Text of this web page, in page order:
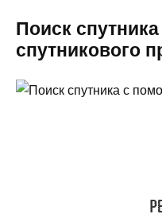
Поиск
спутникового